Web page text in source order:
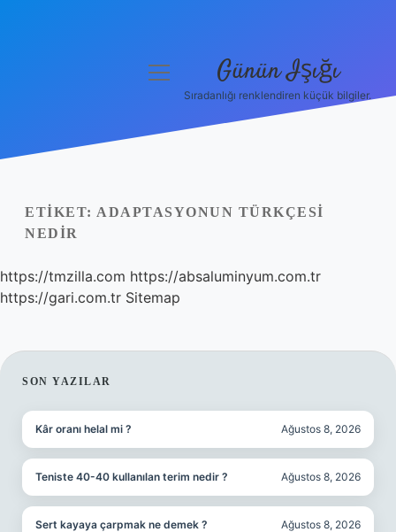
Yasal Uyarı
menüyü
Günün Işığı
Sıradanlığı renklendiren küçük bilgiler.
ETIKET: ADAPTASYONUN TÜRKÇESI
NEDIR
https://tmzilla.com https://absaluminyum.com.tr
https://gari.com.tr Sitemap
SIDEBAR
SON YAZILAR
Kâr oranı helal mi ? Ağustos 8, 2026
Teniste 40-40 kullanılan terim nedir ? Ağustos 8, 2026
Sert kayaya çarpmak ne demek ? Ağustos 8, 2026